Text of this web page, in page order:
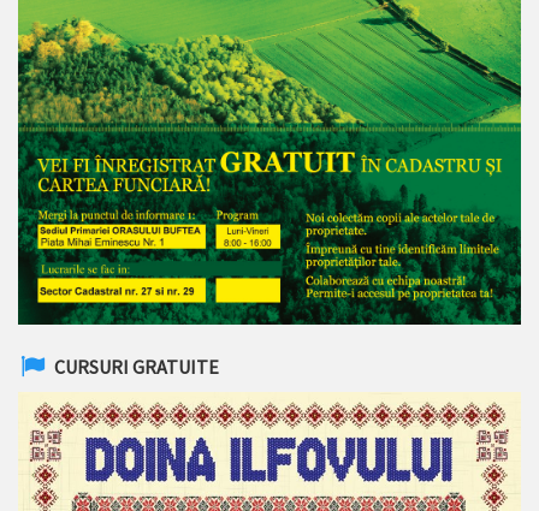
CURSURI GRATUITE